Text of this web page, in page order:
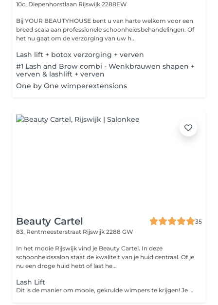
10c, Diepenhorstlaan Rijswijk 2288EW
Bij YOUR BEAUTYHOUSE bent u van harte welkom voor een
breed scala aan professionele schoonheidsbehandelingen. Of
het nu gaat om de verzorging van uw h...
Lash lift + botox verzorging + verven
#1 Lash and Brow combi - Wenkbrauwen shapen +
verven & lashlift + verven
One by One wimperextensions
Beauty Cartel
35
83, Rentmeesterstraat Rijswijk 2288 GW
In het mooie Rijswijk vind je Beauty Cartel. In deze
schoonheidssalon staat de kwaliteit van je huid centraal. Of je
nu een droge huid hebt of last he...
Lash Lift
Dit is de manier om mooie, gekrulde wimpers te krijgen! Je hebt geen wimperkruller meer nodig, want dankzij deze behandeling blijven je wimpers 5 à 7 weken mooi gekruld.